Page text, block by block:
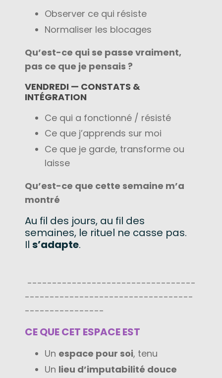
Observer ce qui résiste
Normaliser les blocages
Qu’est-ce qui se passe vraiment,
pas ce que je pensais ?
VENDREDI — CONSTATS &
INTÉGRATION
Ce qui a fonctionné / résisté
Ce que j’apprends sur moi
Ce que je garde, transforme ou
laisse
Qu’est-ce que cette semaine m’a
montré
Au fil des jours, au fil des
semaines, le rituel ne casse pas.
Il s’adapte.
----------------------------------
----------------------------------
----------------
CE QUE CET ESPACE EST
Un espace pour soi, tenu
Un lieu d’imputabilité douce